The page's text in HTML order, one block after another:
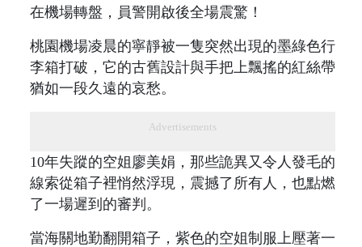
在機場轉盤，員警開啟後全場震驚！
桃園機場凌晨的寧靜被一隻突然出現的墨綠色行
李箱打破，它的古舊設計與手把上飄搖的紅絲帶
猶如一段久遠的哀愁。
Advertisements
10年失蹤的空姐廖美娟，那些詭異又令人發毛的
線索從箱子裡悄然浮現，震撼了所有人，也點燃
了一場遲到的審判。
當海關地勤翻開箱子，紫色的空姐制服上壓著一